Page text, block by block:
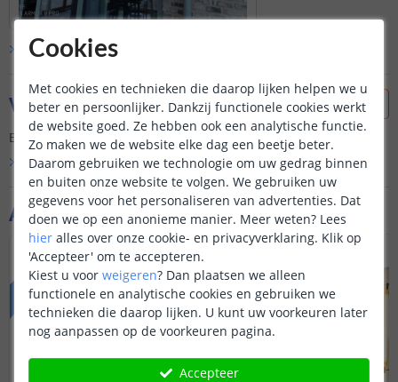
Aanvullende producten
VOORDEELSET
Bekijk alle klantfoto’s
Vraag & antwoord
Er is nog geen vraag gesteld over dit product.
Bekijk alle Vraag & antwoord
Cookies
Met cookies en technieken die daarop lijken helpen we u
beter en persoonlijker. Dankzij functionele cookies werkt
de website goed. Ze hebben ook een analytische functie.
Zo maken we de website elke dag een beetje beter.
Daarom gebruiken we technologie om uw gedrag binnen
en buiten onze website te volgen. We gebruiken uw
gegevens voor het personaliseren van advertenties. Dat
doen we op een anonieme manier. Meer weten? Lees
hier alles over onze cookie- en privacyverklaring. Klik op
'Accepteer' om te accepteren.
Kiest u voor weigeren? Dan plaatsen we alleen
functionele en analytische cookies en gebruiken we
technieken die daarop lijken. U kunt uw voorkeuren later
nog aanpassen op de voorkeuren pagina.
Accepteer